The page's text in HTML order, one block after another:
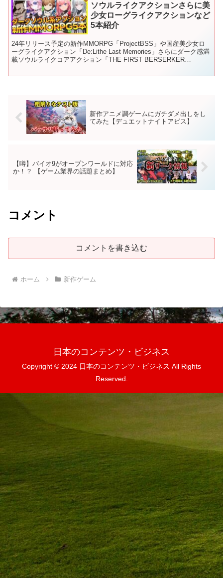
ソウルライクアクションさらに美
少女ローグライクアクションなど
5本紹介
24年リリース予定の新作MMORPG「ProjectBSS」や国産美少女ロ
ーグライクアクション「De:Lithe Last Memories」さらにダーク感満
載ソウルライクコアアクション「THE FIRST BERSERKER
新作アニメ調ゲームにガチダメ出しをし
てみた【デュエットナイトアビス】
【噂】バイオ9がオープンワールドに対応
か！？ 【ゲーム業界の話題まとめ】
コメント
コメントを書き込む
ホーム 新作ゲーム
日本のコンテンツ・ビジネス
Copyright © 2024 日本のコンテンツ・ビジネス All Rights
Reserved.